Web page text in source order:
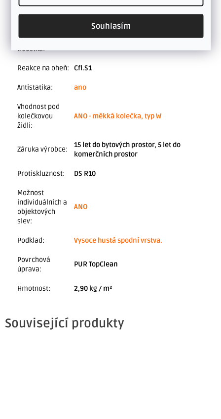
Souhlasím
ano - teplovodní do 28°C
Celková
tloušťka:
Reakce na oheň: Cfl.S1
Antistatika: ano
Vhodnost pod
kolečkovou
židli:
ANO - měkká kolečka, typ W
Záruka výrobce:
15 let do bytových prostor, 5 let do
komerčních prostor
Protiskluznost: DS R10
Možnost
individuálních a
objektových
slev:
ANO
Podklad: Vysoce hustá spodní vrstva.
Povrchová
úprava:
PUR TopClean
Hmotnost: 2,90 kg / m²
Související produkty